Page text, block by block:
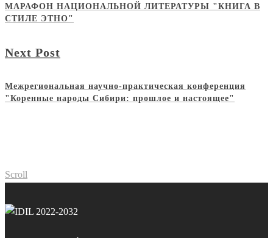
МАРАФОН НАЦИОНАЛЬНОЙ ЛИТЕРАТУРЫ "КНИГА В
СТИЛЕ ЭТНО"
Next Post
Межрегиональная научно-практическая конференция
"Коренные народы Сибири: прошлое и настоящее"
Scroll